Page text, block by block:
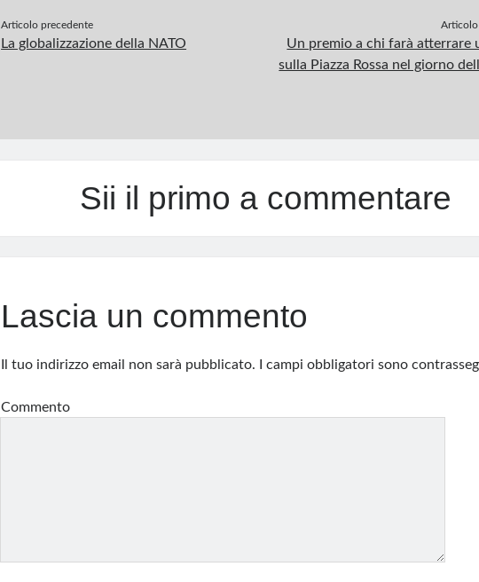
Articolo precedente
La globalizzazione della NATO
Articolo
Un premio a chi farà atterrare
sulla Piazza Rossa nel giorno
Sii il primo a commentare
Lascia un commento
Il tuo indirizzo email non sarà pubblicato. I campi obbligatori sono
Commento